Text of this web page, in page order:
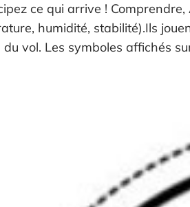
ce qui arrive !
humidité, stabilité).Ils
du vol. Les symboles affichés